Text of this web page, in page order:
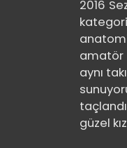
2016
amatör
aynı
güzel